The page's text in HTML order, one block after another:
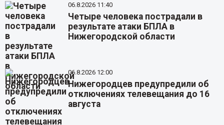
06.8.2026 11:40
Четыре человека пострадали в
результате атаки БПЛА в
Нижегородской области
06.8.2026 12:00
Нижегородцев предупредили об
отключениях телевещания до 16
августа